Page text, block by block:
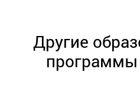
Другие
программы